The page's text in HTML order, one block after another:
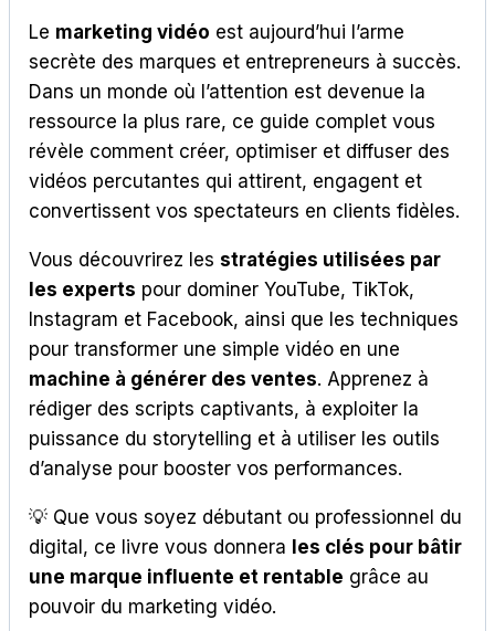
Le marketing vidéo est aujourd’hui l’arme
secrète des marques et entrepreneurs à succès.
Dans un monde où l’attention est devenue la
ressource la plus rare, ce guide complet vous
révèle comment créer, optimiser et diffuser des
vidéos percutantes qui attirent, engagent et
convertissent vos spectateurs en clients fidèles.
Vous découvrirez les stratégies utilisées par
les experts pour dominer YouTube, TikTok,
Instagram et Facebook, ainsi que les techniques
pour transformer une simple vidéo en une
machine à générer des ventes. Apprenez à
rédiger des scripts captivants, à exploiter la
puissance du storytelling et à utiliser les outils
d’analyse pour booster vos performances.
💡 Que vous soyez débutant ou professionnel du
digital, ce livre vous donnera les clés pour bâtir
une marque influente et rentable grâce au
pouvoir du marketing vidéo.